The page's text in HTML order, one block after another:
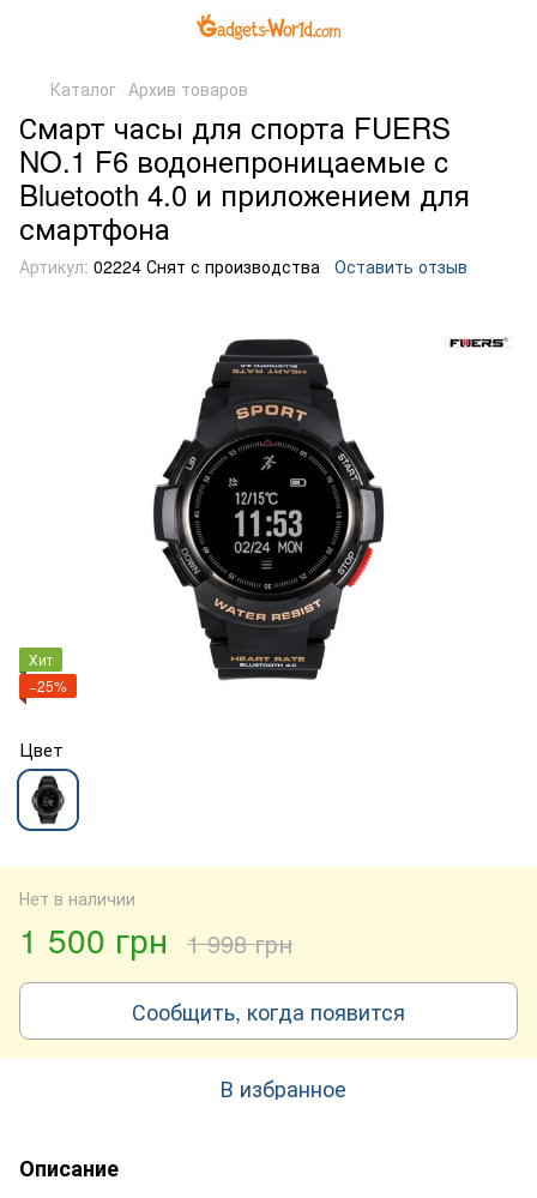
Каталог Архив товаров
Смарт часы для спорта FUERS
NO.1 F6 водонепроницаемые c
Bluetooth 4.0 и приложением для
смартфона
Артикул: 02224 Снят с производства Оставить отзыв
Хит
−25%
Цвет
Нет в наличии
1 500 грн 1 998 грн
Сообщить, когда появится
В избранное
Описание